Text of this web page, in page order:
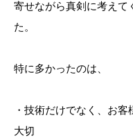
寄せながら真剣に考えて
た。
特に多かったのは、
・技術だけでなく、お
大切